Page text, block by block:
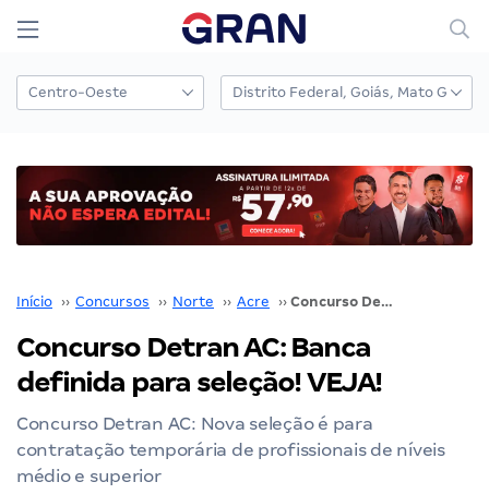
Início ›› Concursos ›› Norte ›› Acre ›› Concurso Detran AC: Banca definida para seleção! VEJA!
Concurso Detran AC: Banca
definida para seleção! VEJA!
Concurso Detran AC: Nova seleção é para
contratação temporária de profissionais de níveis
médio e superior